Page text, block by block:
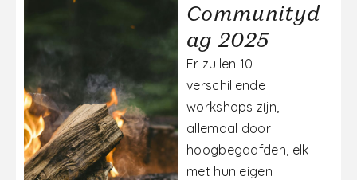
Communityd
ag 2025
Er zullen 10
verschillende
workshops zijn,
allemaal door
hoogbegaafden, elk
met hun eigen